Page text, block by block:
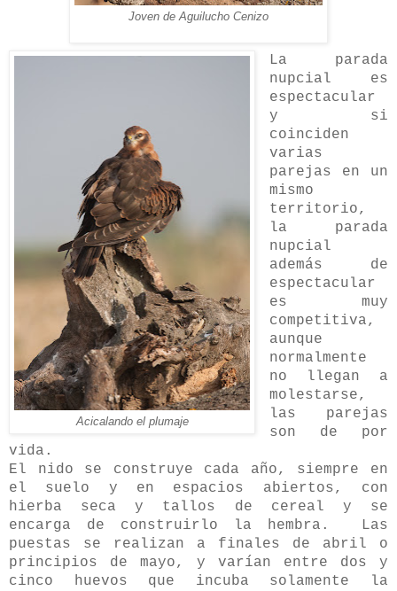
Joven de Aguilucho Cenizo
Acicalando el plumaje
La parada
nupcial es
espectacular
y si
coinciden
varias
parejas en un
mismo
territorio,
la parada
nupcial
además de
espectacular
es muy
competitiva,
aunque
normalmente
no llegan a
molestarse,
las parejas
son de por
vida.
El nido se construye cada año, siempre en
el suelo y en espacios abiertos, con
hierba seca y tallos de cereal y se
encarga de construirlo la hembra. Las
puestas se realizan a finales de abril o
principios de mayo, y varían entre dos y
cinco huevos que incuba solamente la